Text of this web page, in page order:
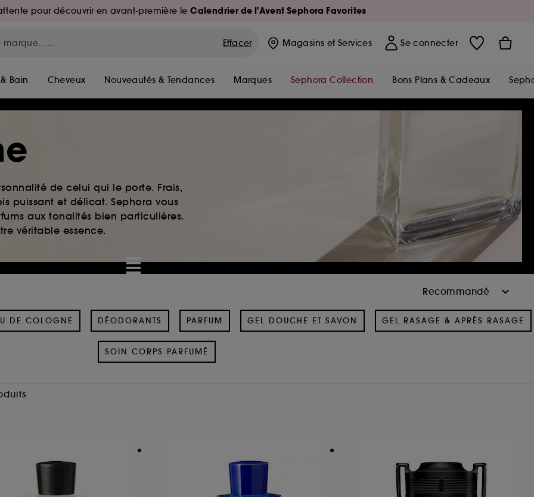
pour découvrir en avant-première leCalendrier de l'Avent Sephora Favorites
Effacer Magasins et Services Se connecter
Bain Cheveux Nouveautés & Tendances Marques Sephora Collection Bons Plans & Cadeaux
de celui qui le porte. Frais,
puissant et délicat. Sephora vous
aux tonalités bien particulières.
véritable essence.
DE COLOGNE DÉODORANTS PARFUM GEL DOUCHE ET SAVON GEL RASAGE & APRÈS RASAGE
SOIN CORPS PARFUMÉ